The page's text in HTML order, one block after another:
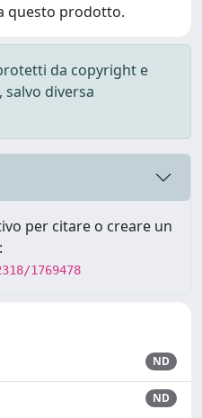
questo prodotto.
da copyright e
diversa
per citare o creare un
1769478
ND
ND